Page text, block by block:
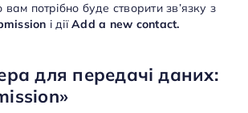
потрібно буде створити зв’язку з
і діїAdd a new contact.
для передачі даних: